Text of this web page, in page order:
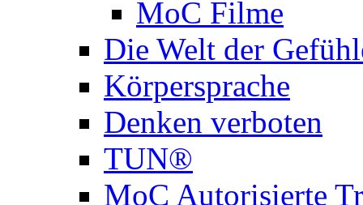
MoC Filme
Die Welt der
Körpersprache
Denken verboten
TUN®
MoC Autorisierte